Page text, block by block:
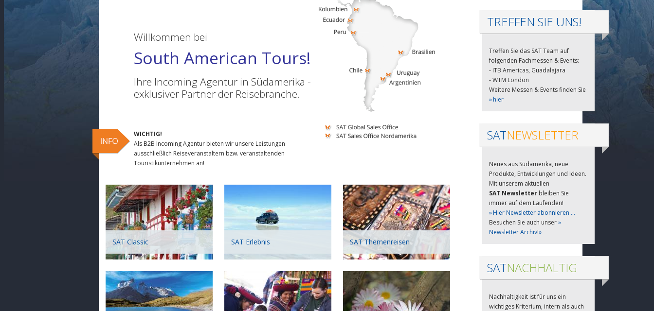
Willkommen bei
South American Tours!
Ihre Incoming Agentur in Südamerika -
exklusiver Partner der Reisebranche.
WICHTIG!
Als B2B Incoming Agentur bieten wir unsere Leistungen
ausschließlich Reiseveranstaltern bzw. veranstaltenden
Touristikunternehmen an!
SAT Classic SAT Erlebnis SAT Themenreisen
TREFFEN SIE UNS!
Treffen Sie das SAT Team auf
folgenden Fachmessen & Events:
- ITB Americas, Guadalajara
- WTM London
Weitere Messen & Events finden Sie
hier
SATNEWSLETTER
Neues aus Südamerika, neue
Produkte, Entwicklungen und Ideen.
Mit unserem aktuellen
SAT Newsletter bleiben Sie
immer auf dem Laufenden!
Hier Newsletter abonnieren ...
Besuchen Sie auch unser
Newsletter Archiv!
SATNACHHALTIG
Nachhaltigkeit ist für uns ein
wichtiges Kriterium, intern als auch